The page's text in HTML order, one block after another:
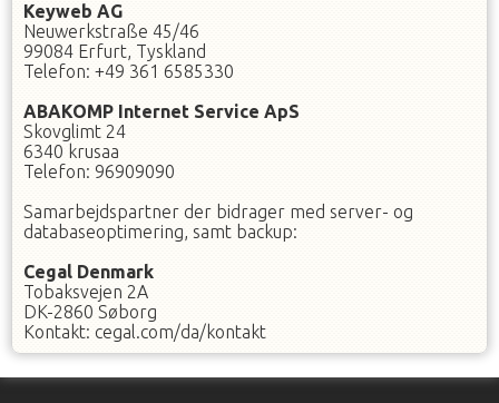
Keyweb AG
Neuwerkstraße 45/46
99084 Erfurt, Tyskland
Telefon: +49 361 6585330
ABAKOMP Internet Service ApS
Skovglimt 24
6340 krusaa
Telefon: 96909090
Samarbejdspartner der bidrager med server- og
databaseoptimering, samt backup:
Cegal Denmark
Tobaksvejen 2A
DK-2860 Søborg
Kontakt: cegal.com/da/kontakt